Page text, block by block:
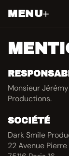
MENU
Monsieur
Productions.
SOCIÉTÉ
Dark Smile
22 Avenue Pierre